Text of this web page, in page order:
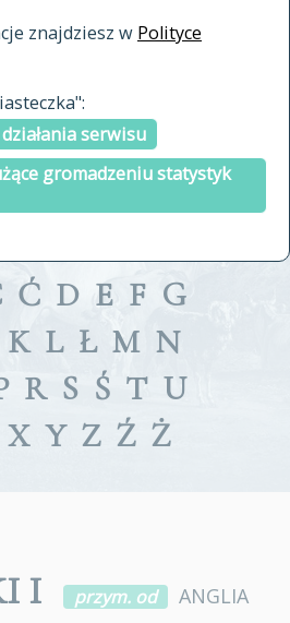
znajdziesz w Polityce
serwisu
gromadzeniu statystyk
a tergo
Ć D E F G
K L Ł M N
R S Ś T U
X Y Z Ź Ż
I przym. od ANGLIA